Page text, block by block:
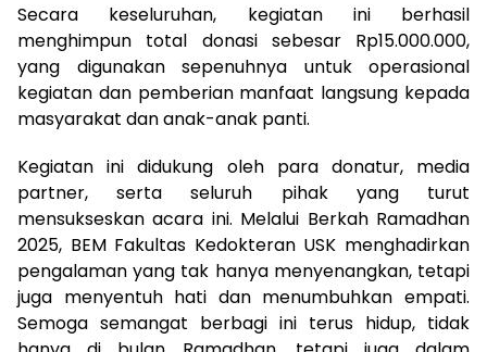
Secara keseluruhan, kegiatan ini berhasil
menghimpun total donasi sebesar Rp15.000.000,
yang digunakan sepenuhnya untuk operasional
kegiatan dan pemberian manfaat langsung kepada
masyarakat dan anak-anak panti.
Kegiatan ini didukung oleh para donatur, media
partner, serta seluruh pihak yang turut
mensukseskan acara ini. Melalui Berkah Ramadhan
2025, BEM Fakultas Kedokteran USK menghadirkan
pengalaman yang tak hanya menyenangkan, tetapi
juga menyentuh hati dan menumbuhkan empati.
Semoga semangat berbagi ini terus hidup, tidak